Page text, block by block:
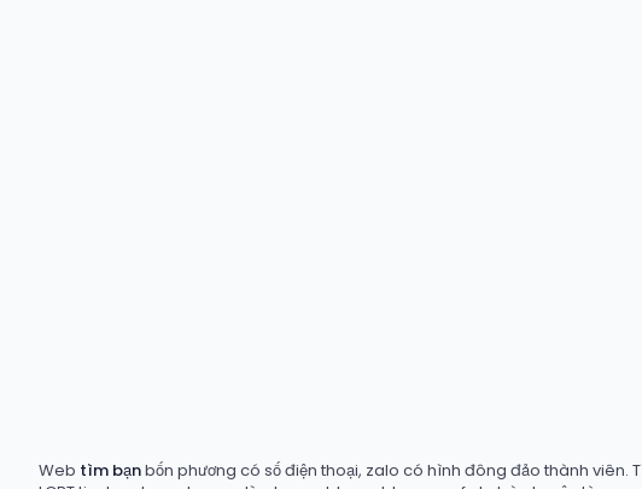
Web tìm bạnbốn phương có số điện thoại, zalo có hình đông đảo thành viên.